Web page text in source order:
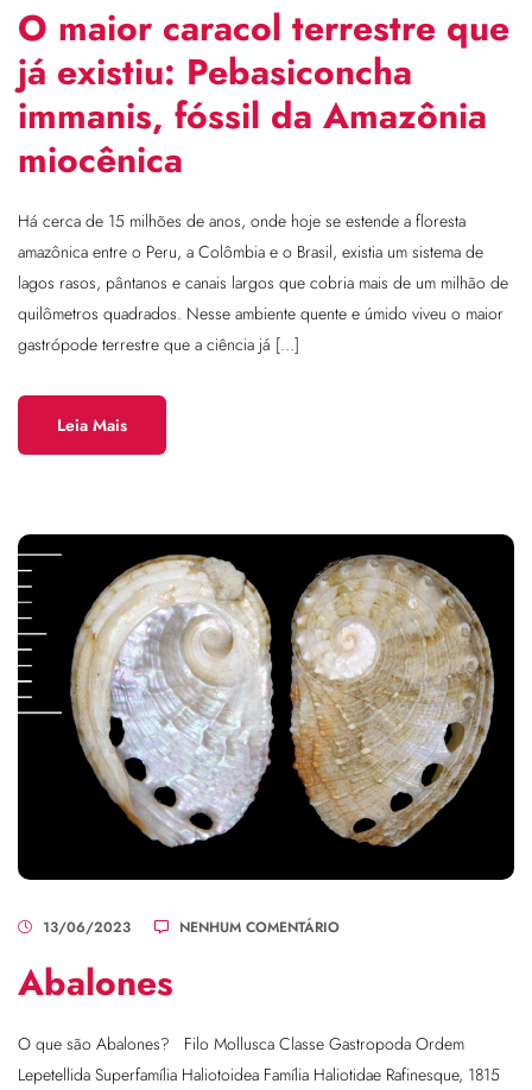
O maior caracol terrestre que
já existiu: Pebasiconcha
immanis, fóssil da Amazônia
miocênica
Há cerca de 15 milhões de anos, onde hoje se estende a floresta
amazônica entre o Peru, a Colômbia e o Brasil, existia um sistema de
lagos rasos, pântanos e canais largos que cobria mais de um milhão de
quilômetros quadrados. Nesse ambiente quente e úmido viveu o maior
gastrópode terrestre que a ciência já […]
Leia Mais
13/06/2023 NENHUM COMENTÁRIO
Abalones
O que são Abalones? Filo Mollusca Classe Gastropoda Ordem
Lepetellida Superfamília Haliotoidea Família Haliotidae Rafinesque, 1815